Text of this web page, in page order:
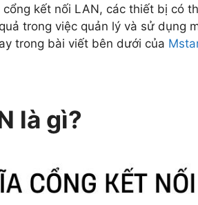
kết nối LAN, các thiết bị có
trong việc quản lý và sử dụng
trong bài viết bên dưới của
là gì?